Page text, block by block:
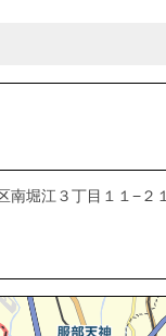
南堀江３丁目１１−２１